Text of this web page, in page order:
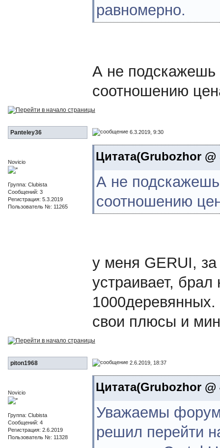
равномерно.
А не
соотношению
Panteley36 6.3.2019, 9:30
Novicio
Группа: Clubista
Сообщений: 3
Регистрация: 5.3.2019
Пользователь №: 11265
Цитата(Grubozhor @
А не
соотношению
у меня GERUI,
устраивает, брал
1000деревянных.
свои плюсы и
piton1968 2.6.2019, 18:37
Novicio
Группа: Clubista
Сообщений: 4
Регистрация: 2.6.2019
Пользователь №: 11328
Цитата(Grubozhor @
Уважаемы
решил перейти